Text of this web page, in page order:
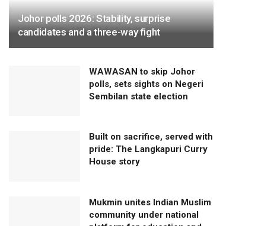
Johor polls 2026: Stability, surprise
candidates and a three-way fight
WAWASAN to skip Johor
polls, sets sights on Negeri
Sembilan state election
Built on sacrifice, served with
pride: The Langkapuri Curry
House story
Mukmin unites Indian Muslim
community under national